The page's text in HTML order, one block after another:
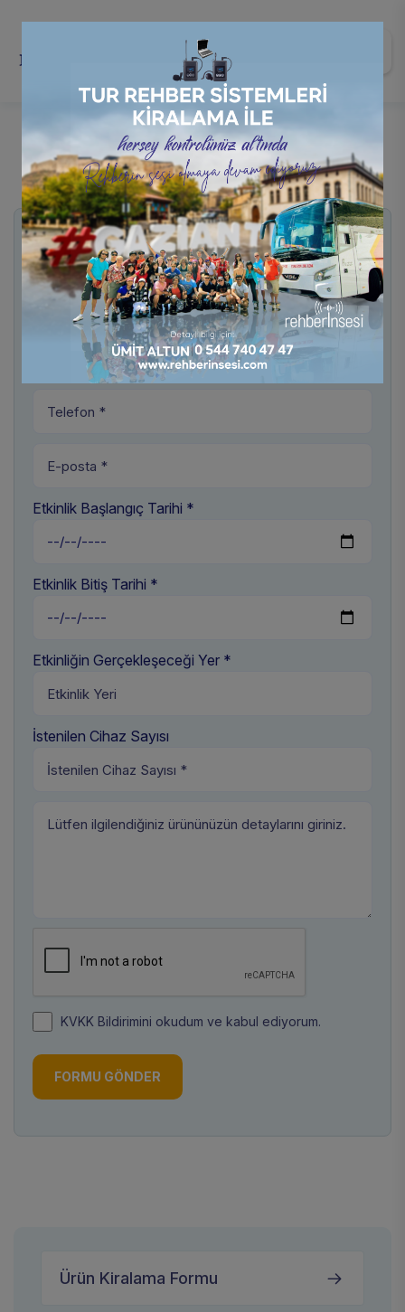
Cihaz Kiralama Formu
Kiralamak istediğiniz ürününüzün detaylarını
aşağıdaki formu doldurarak bizlere iletebilirsiniz.
Etkinlik Başlangıç Tarihi *
Etkinlik Bitiş Tarihi *
Etkinliğin Gerçekleşeceği Yer *
İstenilen Cihaz Sayısı
KVKK Bildirimini okudum ve kabul ediyorum.
FORMU GÖNDER
Ürün Kiralama Formu